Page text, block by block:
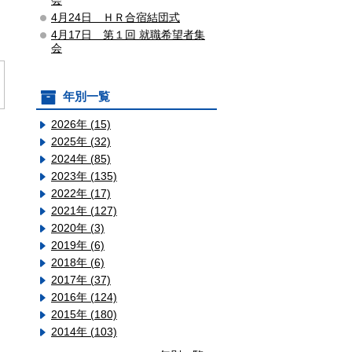
4月24日 ＨＲ合宿結団式
4月17日 第１回 就職希望者集
会
年別一覧
2026年 (15)
2025年 (32)
2024年 (85)
2023年 (135)
2022年 (17)
2021年 (127)
2020年 (3)
2019年 (6)
2018年 (6)
2017年 (37)
2016年 (124)
2015年 (180)
2014年 (103)